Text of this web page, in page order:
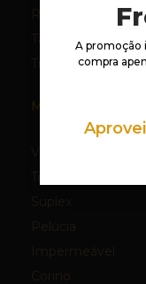
Tapetes
Triângulos para
Materiais:
A promoção
compra